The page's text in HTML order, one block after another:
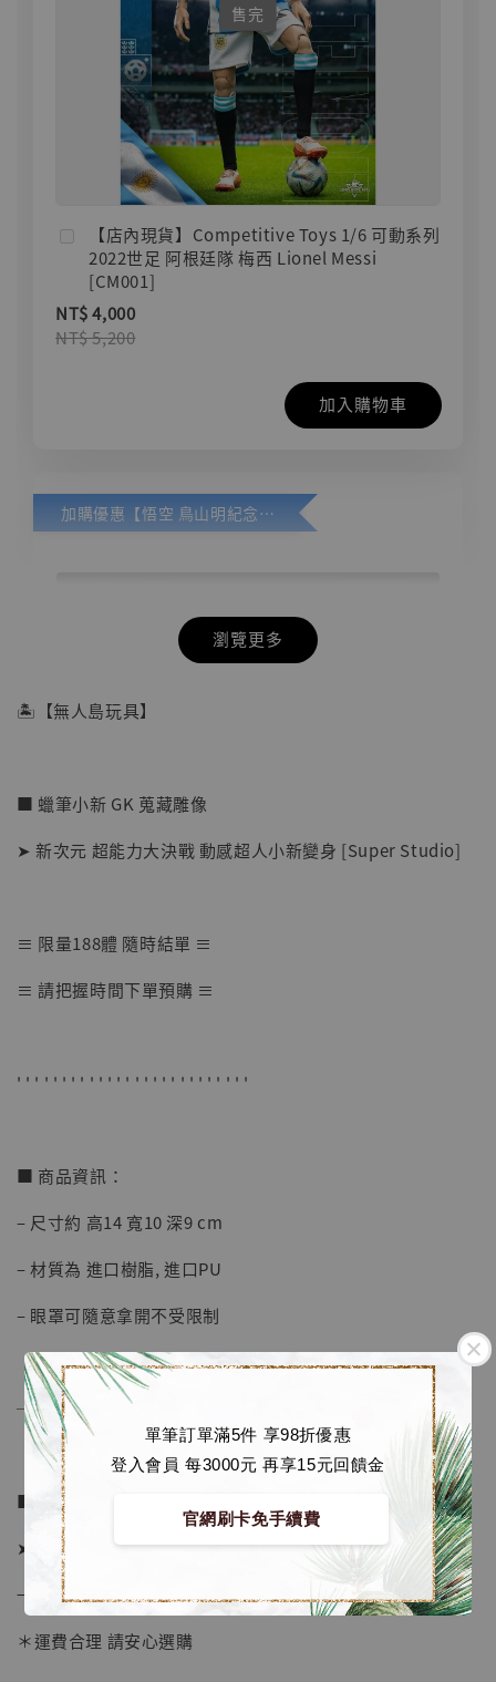
單筆訂單滿5件 享98折優惠
登入會員 每3000元 再享15元回饋金
官網刷卡免手續費
售完
【店內現貨】Competitive Toys 1/6 可動系列
2022世足 阿根廷隊 梅西 Lionel Messi
[CM001]
NT$ 4,000
NT$ 5,200
加入購物車
加購優惠【悟空 鳥山明紀念款 [奇蹟工作室]】
【店內現貨】七龍珠 系列蒐藏雕像 悟空 鳥山
NT$ 5,580
瀏覽更多
🏝【無人島玩具】
■ 蠟筆小新 GK 蒐藏雕像
➤ 新次元 超能力大決戰 動感超人小新變身 [Super Studio]
≡ 限量188體 隨時結單 ≡
≡ 請把握時間下單預購 ≡
' ' ' ' ' ' ' ' ' ' ' ' ' ' ' ' ' ' ' ' ' ' ' ' ' '
■ 商品資訊：
– 尺寸約 高14 寬10 深9 cm
– 材質為 進口樹脂, 進口PU
– 眼罩可隨意拿開不受限制
──────────────
■ 販售資訊：
➤ 價格 1980元 (訂金1280)
→ 國際運費到台後通知
＊運費合理 請安心選購